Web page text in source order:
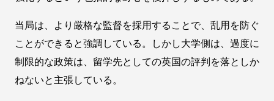
当局は、より厳格な監督を採用することで、乱用を防ぐ
ことができると強調している。しかし大学側は、過度に
制限的な政策は、留学先としての英国の評判を落としか
ねないと主張している。